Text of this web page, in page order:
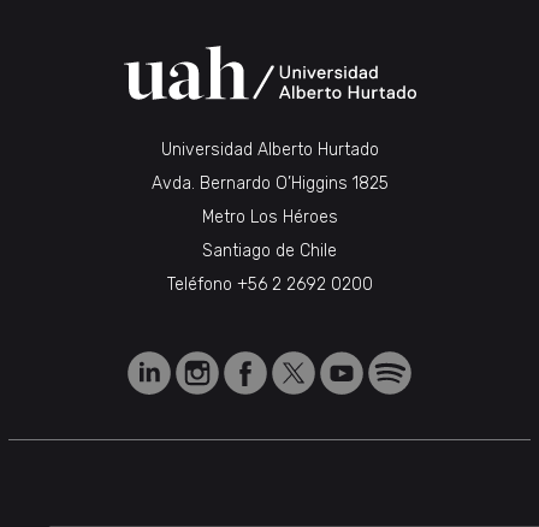
Universidad Alberto Hurtado
Avda. Bernardo O’Higgins 1825
Metro Los Héroes
Santiago de Chile
Teléfono +56 2 2692 0200